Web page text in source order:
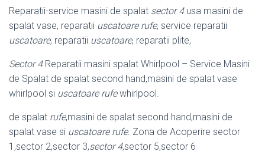
Reparatii-service masini de spalat sector 4usa masini de
spalat vase, reparatii uscatoare rufe, service reparatii
uscatoare, reparatii uscatoare, reparatii plite,
Sector 4Reparatii masini spalat Whirlpool – Service Masini
de Spalat de spalat second hand,masini de spalat vase
whirlpool si uscatoare rufewhirlpool.
de spalat rufe,masini de spalat second hand,masini de
spalat vase si uscatoare rufe. Zona de Acoperire sector
1,sector 2,sector 3,sector 4,sector 5,sector 6